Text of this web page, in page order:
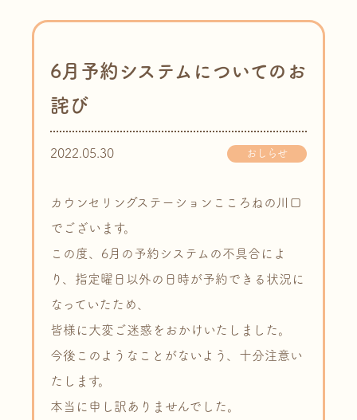
6月予約システムについてのお
詫び
2022.05.30 おしらせ
カウンセリングステーションこころねの川口
でございます。
この度、6月の予約システムの不具合によ
り、指定曜日以外の日時が予約できる状況に
なっていたため、
皆様に大変ご迷惑をおかけいたしました。
今後このようなことがないよう、十分注意い
たします。
本当に申し訳ありませんでした。